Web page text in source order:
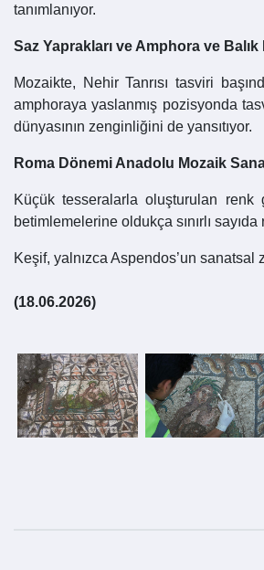
tanımlanıyor.
Saz Yaprakları ve Amphora ve
Mozaikte, Nehir Tanrısı tasviri
amphoraya yaslanmış pozisyonda
dünyasının zenginliğini de yansıtıyor.
Roma Dönemi Anadolu Mozaik
Küçük tesseralarla oluşturulan renk
betimlemelerine oldukça sınırlı
Keşif, yalnızca Aspendos’un
(18.06.2026)